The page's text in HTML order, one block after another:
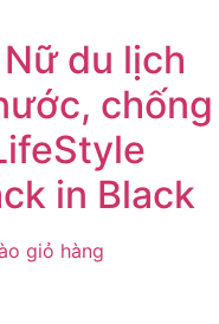
du lịch
chống
in Black
giỏ hàng